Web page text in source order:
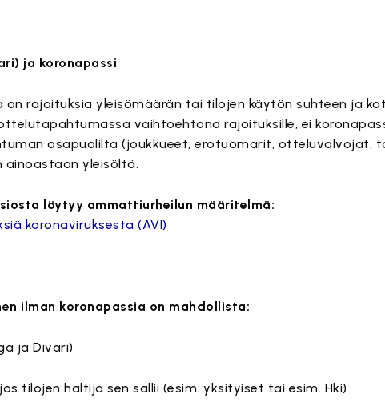
ja koronapassi
on rajoituksia yleisömäärän tai tilojen käytön suhteen ja
vaihtoehtona rajoituksille, ei
osapuolilta (joukkueet, erotuomarit, otteluvalvojat,
ainoastaan yleisöltä.
löytyy ammattiurheilun määritelmä:
koronaviruksesta (AVI)
ilman koronapassia on mahdollista:
ja Divari)
tilojen haltija sen sallii (esim. yksityiset tai esim. Hki)